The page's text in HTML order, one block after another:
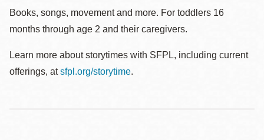
Books, songs, movement and more. For toddlers 16
months through age 2 and their caregivers.
Learn more about storytimes with SFPL, including current
offerings, atsfpl.org/storytime.